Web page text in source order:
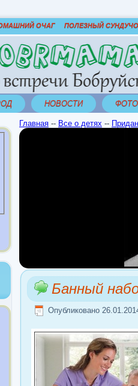
ОЧАГ ПОЛЕЗНЫЙ
НОВОСТИ
Главная -- Все о детях --
Банный
Опубликовано